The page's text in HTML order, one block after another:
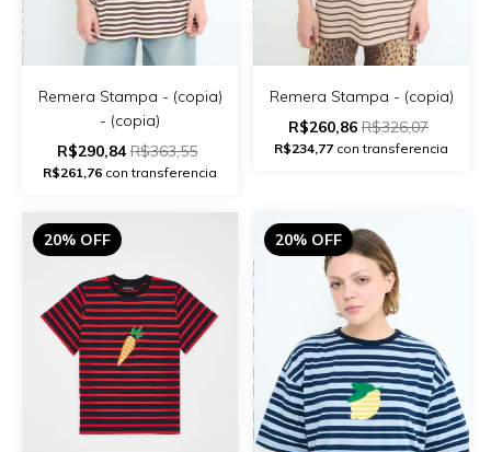
Remera Stampa - (copia)
- (copia)
R$290,84R$363,55
R$261,76 con transferencia
Remera Stampa - (copia)
R$260,86 R$326,07
R$234,77 con transferencia
20% OFF 20% OFF